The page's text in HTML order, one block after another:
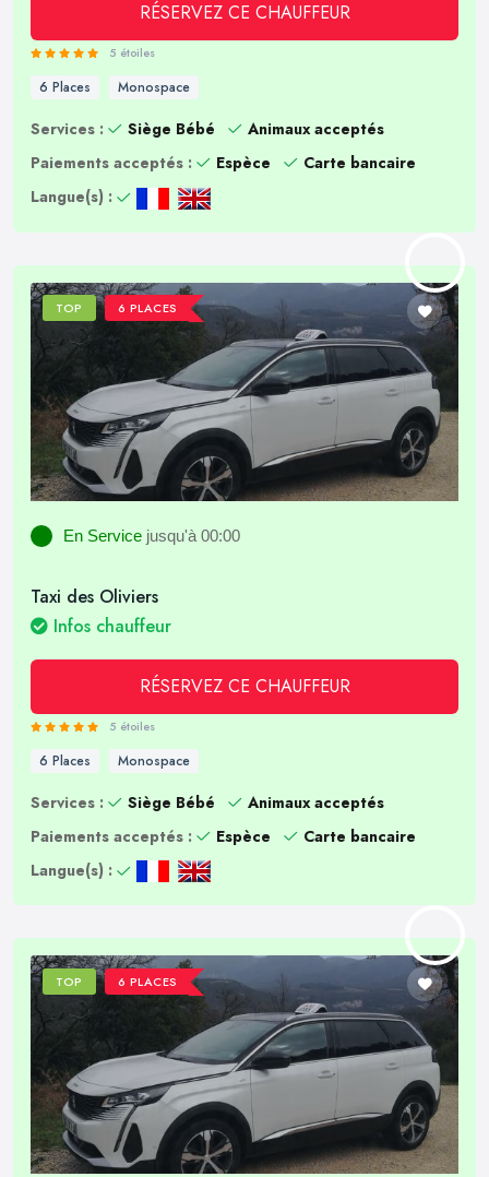
RÉSERVEZ CE CHAUFFEUR
5 étoiles
6 Places Monospace
Services : Siège Bébé
Animaux acceptés
Paiements acceptés :
Espèce
Carte bancaire
Langue(s) :
TOP 6 PLACES
En Service jusqu'à 00:00
Taxi des Oliviers
Infos chauffeur
RÉSERVEZ CE CHAUFFEUR
5 étoiles
6 Places Monospace
Services : Siège Bébé
Animaux acceptés
Paiements acceptés :
Espèce
Carte bancaire
Langue(s) :
TOP 6 PLACES